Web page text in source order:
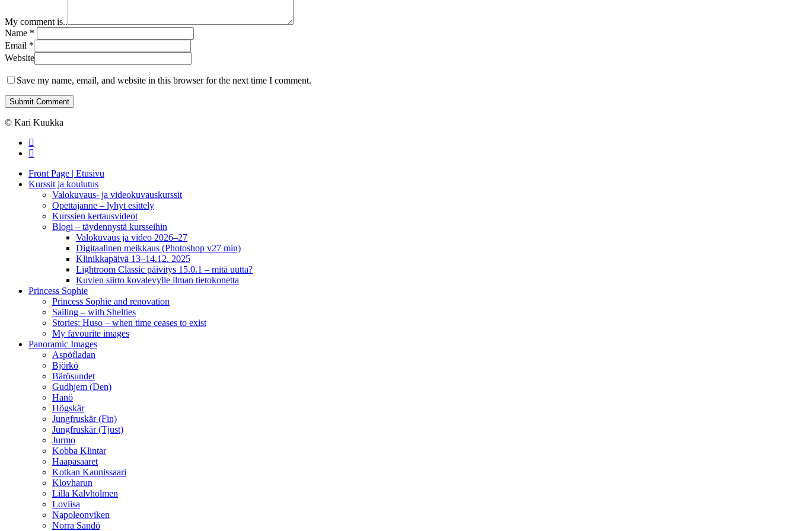
My comment is..
Name *
Email *
Website
Save my name, email, and website in this browser for the next time I comment.
© Kari Kuukka
facebook
instagram
Close
Menu
Front Page | Etusivu
Kurssit ja koulutus
Valokuvaus- ja videokuvauskurssit
Opettajanne – lyhyt esittely
Kurssien kertausvideot
Blogi – täydennystä kursseihin
Valokuvaus ja video 2026–27
Digitaalinen meikkaus (Photoshop v27 min)
Klinikkapäivä 13–14.12. 2025
Lightroom Classic päivitys 15.0.1 – mitä uutta?
Kuvien siirto kovalevylle ilman tietokonetta
Princess Sophie
Princess Sophie and renovation
Sailing – with Shelties
Stories: Huso – when time ceases to exist
My favourite images
Panoramic Images
Aspöfladan
Björkö
Bärösundet
Gudhjem (Den)
Hanö
Högskär
Jungfruskär (Fin)
Jungfruskär (Tjust)
Jurmo
Kobba Klintar
Haapasaaret
Kotkan Kaunissaari
Klovharun
Lilla Kalvholmen
Loviisa
Napoleonviken
Norra Sandö